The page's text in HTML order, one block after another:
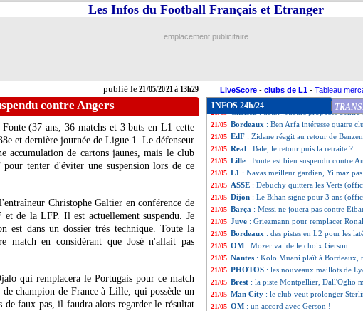
publié le21/05/2021 à 13h29
Les Infos du Football Français et Etranger
emplacement publicitaire
LiveScore - clubs de L1 - Tableau
contre Angers
(37 ans, 36 matchs et 3 buts en L1 cette
et dernière journée de Ligue 1. Le défenseur
accumulation de cartons jaunes, mais le club
tenter d'éviter une suspension lors de ce
Christophe Galtier en conférence de
de la LFP. Il est actuellement suspendu. Je
est dans un dossier très technique. Toute la
match en considérant que José n'allait pas
qui remplacera le Portugais pour ce match
champion de France à Lille, qui possède un
faux pas, il faudra alors regarder le résultat
INFOS 24h/24
21/05 EdF: les numéros des Bleus pour l'Euro
21/05 OM: Sampaoli doit s'adapter aux arbitres
21/05 Wolverhampton
21/05 PHOTO : le ballon pour la saison de
21/05 Barça: Koeman déplore un manque de
: deux joueurs proposés contre
21/05 Bordeaux : Ben Arfa intéresse quatre
21/05 EdF : Zidane réagit au retour de
21/05 Real : Bale, le retour puis la retraite ?
21/05 Lille : Fonte est bien suspendu contre
21/05 L1 : Navas meilleur gardien, Yilmaz
21/05 ASSE : Debuchy quittera les Verts
21/05 Dijon : Le Bihan signe pour 3 ans
21/05 Barça : Messi ne jouera pas contre
21/05 Juve : Griezmann pour remplacer
21/05 Bordeaux : des pistes en L2 pour les
21/05 OM : Mozer valide le choix Gerson
21/05 Nantes : Kolo Muani plaît à Bordeaux,
21/05 PHOTOS : les nouveaux maillots de
21/05 Brest : la piste Montpellier, Dall'Oglio
21/05 Man City : le club veut prolonger
21/05 OM : un accord avec Gerson !